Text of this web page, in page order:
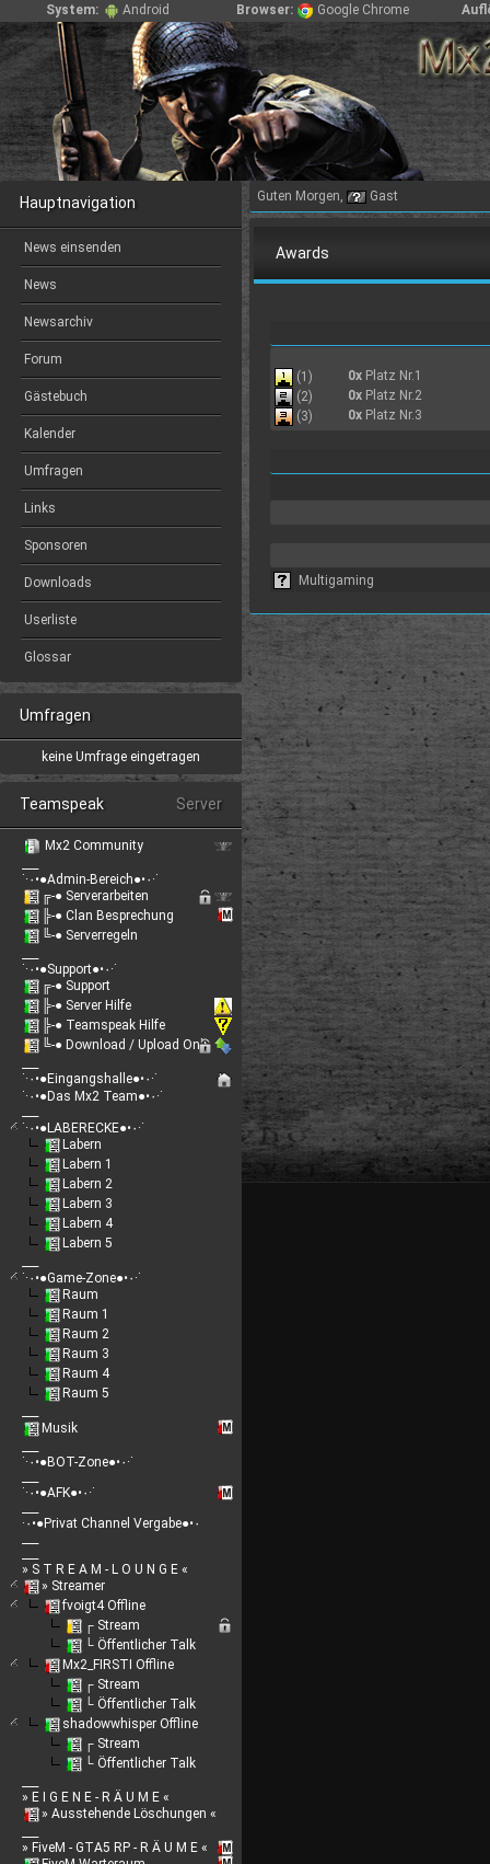
System: Android Browser: Google Chrome
Hauptnavigation
News einsenden
News
Newsarchiv
Forum
Gästebuch
Kalender
Umfragen
Links
Sponsoren
Downloads
Userliste
Glossar
Umfragen
keine Umfrage eingetragen
Teamspeak Server
Mx2 Community
˙·٠•●Admin-Bereich●•٠·˙
╔-● Serverarbeiten
╠-● Clan Besprechung
╚-● Serverregeln
˙·٠•●Support●•٠·˙
╔-● Support
╠-● Server Hilfe
╠-● Teamspeak Hilfe
╚-● Download / Upload Only
˙·٠•●Eingangshalle●•٠·˙
˙·٠•●Das Mx2 Team●•٠·˙
˙·٠•●LABERECKE●•٠·˙
Labern
Labern 1
Labern 2
Labern 3
Labern 4
Labern 5
˙·٠•●Game-Zone●•٠·˙
Raum
Raum 1
Raum 2
Raum 3
Raum 4
Raum 5
Musik
˙·٠•●BOT-Zone●•٠·˙
˙·٠•●AFK●•٠·˙
·٠•●Privat Channel Vergabe●•٠
» S T R E A M - L O U N G E «
» Streamer
fvoigt4 Offline
┌ Stream
└ Öffentlicher Talk
Mx2_FIRSTI Offline
┌ Stream
└ Öffentlicher Talk
shadowwhisper Offline
┌ Stream
└ Öffentlicher Talk
» E I G E N E - R Ä U M E «
» Ausstehende Löschungen «
» FiveM - GTA5 RP - R Ä U M E «
Guten Morgen, Gast
Awards
(1) 0x Platz Nr.1
(2)
0x Platz Nr.2
(3)
0x Platz Nr.3
Multigaming